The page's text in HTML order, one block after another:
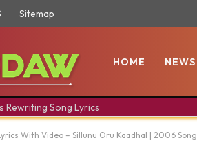
Sitemap
HOME NEWS
Rewriting Song Lyrics
With Video – Sillunu Oru Kaadhal | 2006 Song